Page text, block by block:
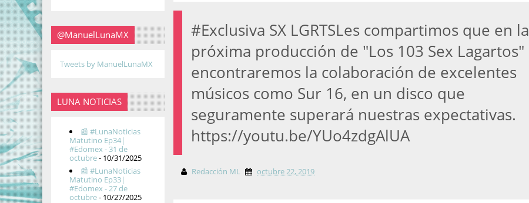
@ManuelLunaMX
Tweets by ManuelLunaMX
LUNA NOTICIAS
📰 #LunaNoticias
Matutino Ep34|
#Edomex - 31 de
octubre- 10/31/2025
📰 #LunaNoticias
Matutino Ep33|
#Edomex - 27 de
octubre- 10/27/2025
#Exclusiva SX LGRTSLes compartimos que en la
próxima producción de "Los 103 Sex Lagartos"
encontraremos la colaboración de excelentes
músicos como Sur 16, en un disco que
seguramente superará nuestras expectativas.
https://youtu.be/YUo4zdgAlUA
Redacción ML octubre 22, 2019